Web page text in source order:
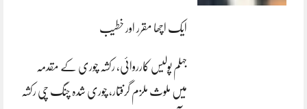
ایک اچھا مقرر اور خطیب
جہلم پولیس کارروائی، رکشہ چوری کے مقدمہ
میں ملوث ملزم گرفتار، چوری شدہ چنگ چی رکشہ